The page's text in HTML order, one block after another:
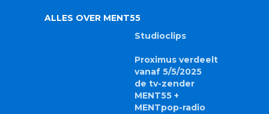
ALLES OVER MENT55
Studioclips
Proximus verdeelt
vanaf 5/5/2025
de tv-zender
MENT55 +
MENTpop-radio